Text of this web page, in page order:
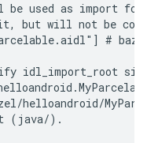
be used as import for
but will not be
#
idl_import_root
helloandroid/
(java/).